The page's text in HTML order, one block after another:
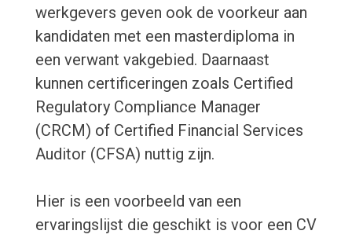
werkgevers geven ook de voorkeur aan
kandidaten met een masterdiploma in
een verwant vakgebied. Daarnaast
kunnen certificeringen zoals Certified
Regulatory Compliance Manager
(CRCM) of Certified Financial Services
Auditor (CFSA) nuttig zijn.
Hier is een voorbeeld van een
ervaringslijst die geschikt is voor een CV